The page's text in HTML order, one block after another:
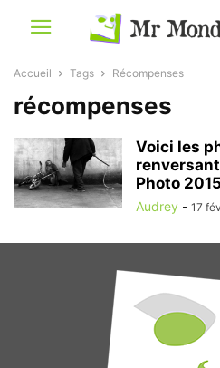
Accueil Tags Récompenses
récompenses
Voici les
Photo 2015
Audrey - 17